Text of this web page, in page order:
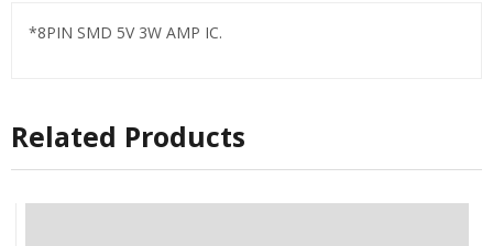
*8PIN SMD 5V 3W AMP IC.
Related Products